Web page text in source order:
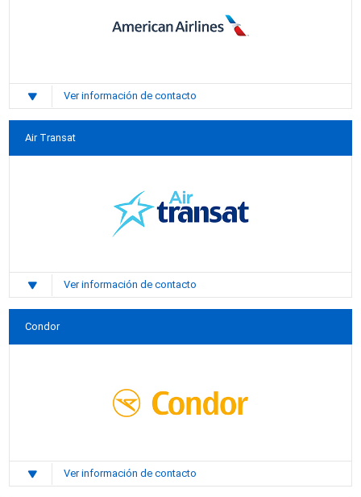
Ver información de contacto
Air Transat
Ver información de contacto
Condor
Ver información de contacto